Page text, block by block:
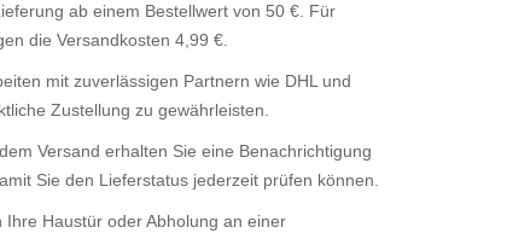
ab einem Bestellwert von 50 €. Für
die Versandkosten 4,99 €.
mit zuverlässigen Partnern wie DHL und
Zustellung zu gewährleisten.
Versand erhalten Sie eine Benachrichtigung
Sie den Lieferstatus jederzeit prüfen können.
Ihre Haustür oder Abholung an einer